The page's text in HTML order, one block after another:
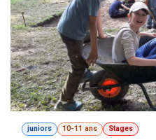
juniors 10-11 ans Stages